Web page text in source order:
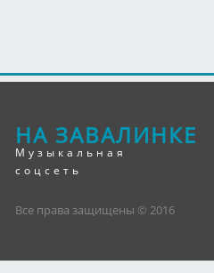
НА ЗАВАЛИНКЕ
Музыкальная
соцсеть
Все права защищены © 2016